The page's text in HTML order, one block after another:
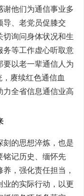
谢他们为通信事业多
导、老党员促膝交
切询问身体状况和生
务等工作虚心听取意
要以老一辈通信人为
赓续红色通信血
力全省信息通信业高
刻的思想淬炼，也是
铭记历史、缅怀先
，强化责任担当，
业的实际行动，以更